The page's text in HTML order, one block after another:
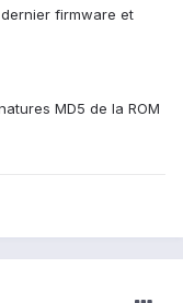
firmware et
MD5 de la ROM